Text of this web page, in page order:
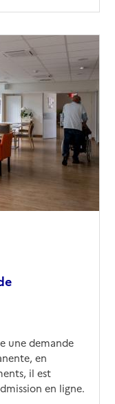
une demande
en
il est
en ligne.